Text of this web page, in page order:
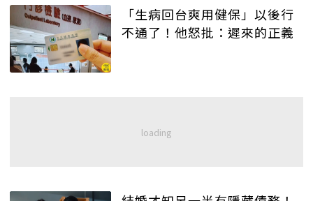
「生病回台爽用健保」以後行
不通了！他怒批：遲來的正義